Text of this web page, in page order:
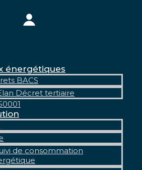
énergétiques
BACS
Décret tertiaire
de consommation